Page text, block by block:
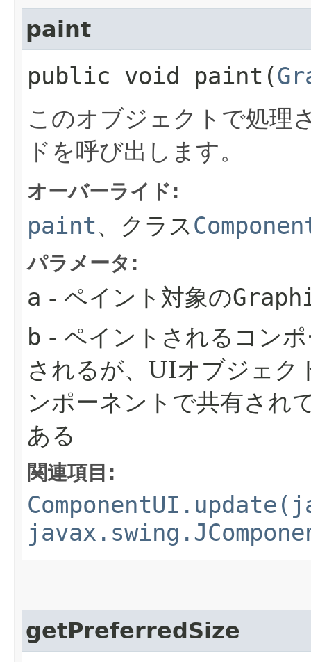
paint
public void paint​(
このオブジェクトで処理
ドを呼び出します。
オーバーライド:
paint、クラス
パラメータ:
a - ペイント対象の
b - ペイントされるコン
されるが、UIオブジェク
ンポーネントで共有され
ある
関連項目:
getPreferredSize